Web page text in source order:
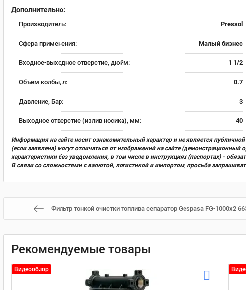
Дополнительно:
Производитель: Pressol
Сфера применения: Малый бизнес
Входное-выходное отверстие, дюйм: 1 1/2
Объем колбы, л: 0.7
Давление, Бар: 3
Выходное отверстие (излив носика), мм: 40
Информация на сайте носит ознакомительный характер и не является
(если заявлена) могут отличаться от изображений на сайте
характеристики без уведомления, в том числе в инструкциях (паспортах) -
В связи со сложностями с валютой, логистикой и импортом, просьба
Фильтр тонкой очистки топлива сепаратор Gespasa FG-1000x2
Рекомендуемые товары
Видеообзор